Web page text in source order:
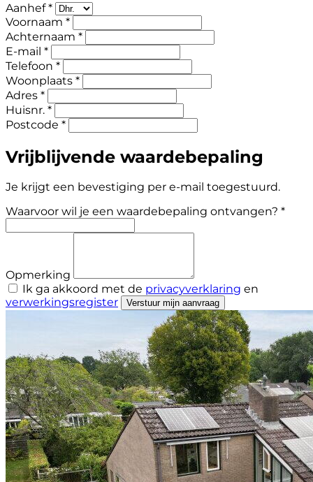
Aanhef *
Voornaam *
Achternaam *
E-mail *
Telefoon *
Woonplaats *
Adres *
Huisnr. *
Postcode *
Vrijblijvende waardebepaling
Je krijgt een bevestiging per e-mail toegestuurd.
Waarvoor wil je een waardebepaling ontvangen? *
Opmerking
Ik ga akkoord met de privacyverklaring en
verwerkingsregister
Verstuur mijn aanvraag